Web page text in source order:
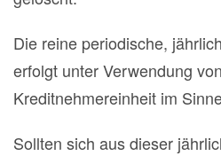
Die reine periodische,
erfolgt unter Verwendung
Kreditnehmereinheit im
Sollten sich aus dieser